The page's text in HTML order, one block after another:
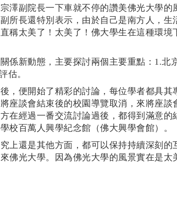
副院長一下車就不停的讚美佛光大學的
所長還特別表示，由於自己是南方人，
稱太美了！太美了！佛大學生在這種環境
係新動態，主要探討兩個主要重點：1.北
估。
便開始了精彩的討論，每位學者都具其
座談會結束後的校園導覽取消，來將座
在經過一番交流討論過後，都得到滿意的
校百萬人興學紀念館（佛大興學會館）。
還是其他方面，都可以保持持續深刻的
光大學。因為佛光大學的風景實在是太